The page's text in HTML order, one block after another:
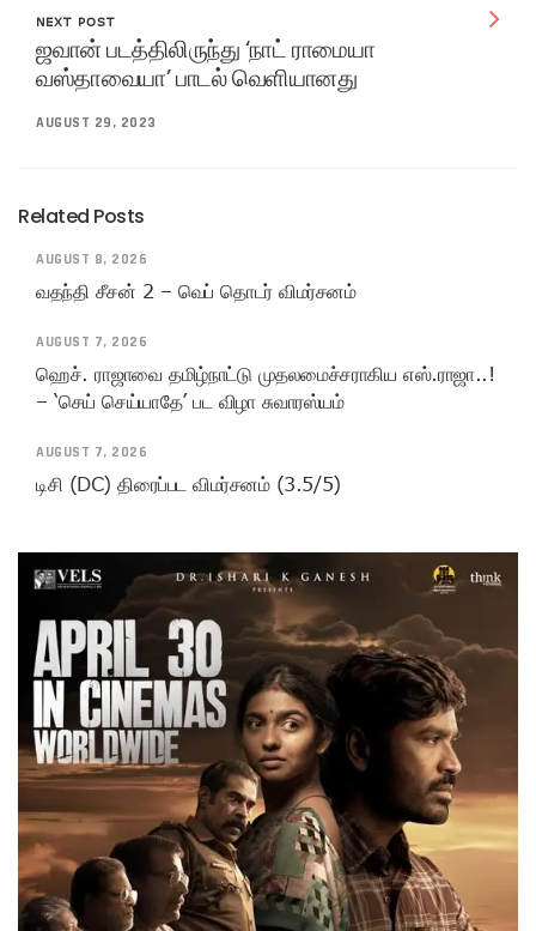
NEXT POST
ஜவான் படத்திலிருந்து ‘நாட் ராமையா
வஸ்தாவையா’ பாடல் வெளியானது
AUGUST 29, 2023
Related Posts
AUGUST 8, 2026
வதந்தி சீசன் 2 – வெப் தொடர் விமர்சனம்
AUGUST 7, 2026
ஹெச். ராஜாவை தமிழ்நாட்டு முதலமைச்சராகிய எஸ்.ராஜா..!
– ‘செய் செய்யாதே’ பட விழா சுவாரஸ்யம்
AUGUST 7, 2026
டிசி (DC) திரைப்பட விமர்சனம் (3.5/5)